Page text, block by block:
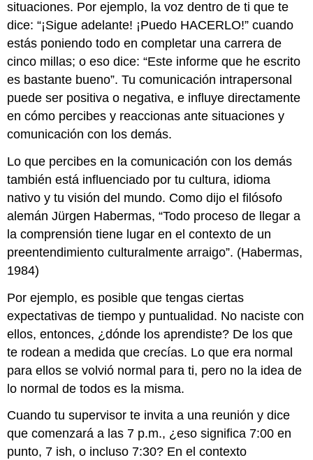
situaciones. Por ejemplo, la voz dentro de ti que te
dice: “¡Sigue adelante! ¡Puedo HACERLO!” cuando
estás poniendo todo en completar una carrera de
cinco millas; o eso dice: “Este informe que he escrito
es bastante bueno”. Tu comunicación intrapersonal
puede ser positiva o negativa, e influye directamente
en cómo percibes y reaccionas ante situaciones y
comunicación con los demás.
Lo que percibes en la comunicación con los demás
también está influenciado por tu cultura, idioma
nativo y tu visión del mundo. Como dijo el filósofo
alemán Jürgen Habermas, “Todo proceso de llegar a
la comprensión tiene lugar en el contexto de un
preentendimiento culturalmente arraigo”. (Habermas,
1984)
Por ejemplo, es posible que tengas ciertas
expectativas de tiempo y puntualidad. No naciste con
ellos, entonces, ¿dónde los aprendiste? De los que
te rodean a medida que crecías. Lo que era normal
para ellos se volvió normal para ti, pero no la idea de
lo normal de todos es la misma.
Cuando tu supervisor te invita a una reunión y dice
que comenzará a las 7 p.m., ¿eso significa 7:00 en
punto, 7 ish, o incluso 7:30? En el contexto